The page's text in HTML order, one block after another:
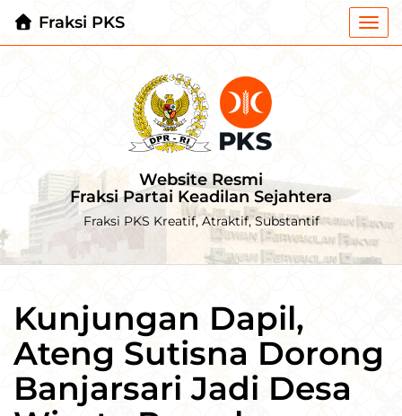
Fraksi PKS
Website Resmi
Fraksi Partai Keadilan Sejahtera
Fraksi PKS Kreatif, Atraktif, Substantif
Kunjungan Dapil,
Ateng Sutisna Dorong
Banjarsari Jadi Desa